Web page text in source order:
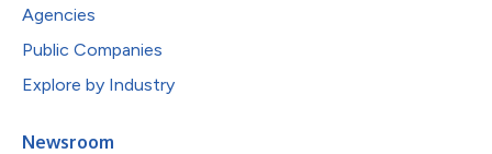
Agencies
Public Companies
Explore by Industry
Newsroom